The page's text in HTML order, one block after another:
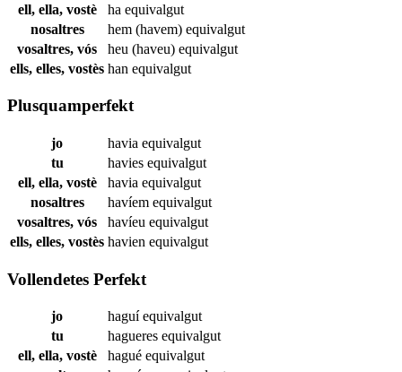
ell, ella, vostè
ha equivalgut
nosaltres
hem (havem) equivalgut
vosaltres, vós
heu (haveu) equivalgut
ells, elles, vostès han equivalgut
Plusquamperfekt
jo havia equivalgut
tu
havies equivalgut
ell, ella, vostè
havia equivalgut
nosaltres
havíem equivalgut
vosaltres, vós
havíeu equivalgut
ells, elles, vostès havien equivalgut
Vollendetes Perfekt
jo haguíequivalgut
tu
hagueres equivalgut
ell, ella, vostè
hagué equivalgut